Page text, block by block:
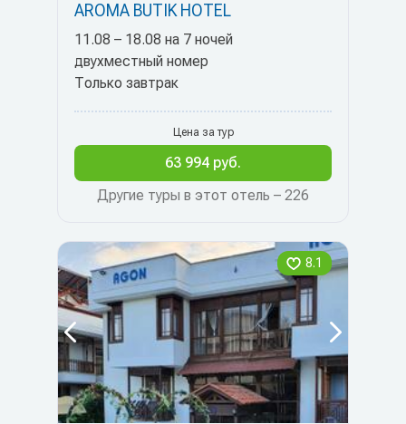
AROMA BUTIK HOTEL
11.08 – 18.08 на 7 ночей
двухместный номер
Только завтрак
Другие туры в этот отель – 226
Цена за тур
63 994 руб.
8.1